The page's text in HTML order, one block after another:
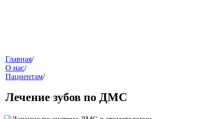
меню
Главная/
О нас/
Пациентам/
Лечение зубов по ДМС